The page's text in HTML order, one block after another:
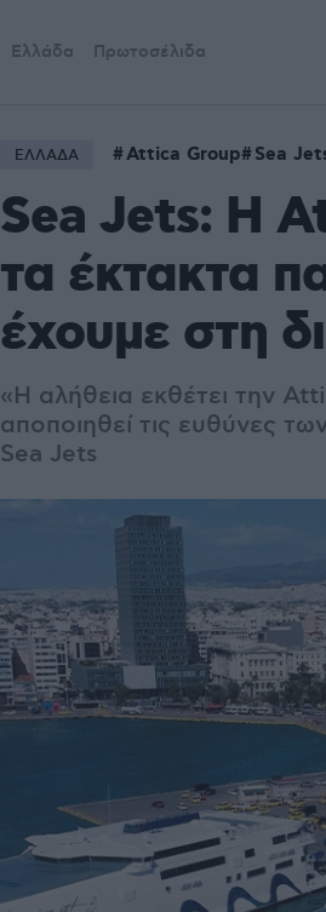
Ελλάδα Πρωτοσέλιδα
ΕΛΛΑΔΑ Attica Group Sea
Sea Jets: Η
τα έκτακτα
έχουμε στη
«Η αλήθεια εκθέτει την
αποποιηθεί τις ευθύνες
Sea Jets